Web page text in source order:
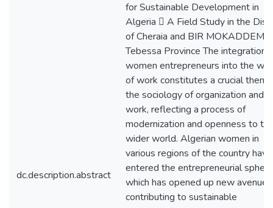
dc.description.abstract
for Sustainable Development in
Algeria  A Field Study in the
of Cheraia and BIR MOKADDEM -
Tebessa Province The integration
women entrepreneurs into the
of work constitutes a crucial
the sociology of organization and
work, reflecting a process of
modernization and openness to
wider world. Algerian women in
various regions of the country have
entered the entrepreneurial
which has opened up new
contributing to sustainable